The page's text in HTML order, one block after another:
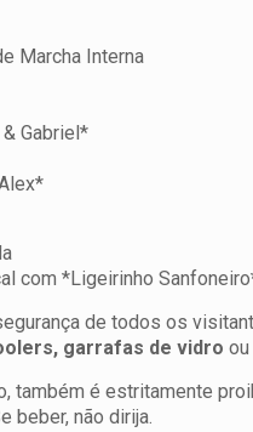
Marcha Interna
Gabriel*
com *Ligeirinho
de todos os
garrafas de vidro
também é estritamente
beber, não dirija.